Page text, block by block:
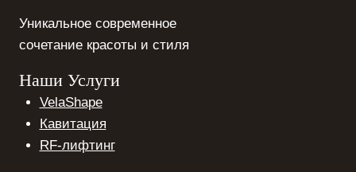
Уникальное современное
сочетание красоты и стиля
Наши Услуги
VelaShape
Кавитация
RF-лифтинг